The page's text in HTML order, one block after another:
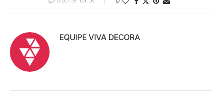
EQUIPE VIVA DECORA